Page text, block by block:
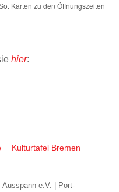
Karten zu den Öffnungszeiten
hier:
Kulturtafel Bremen
Ausspann e.V. | Port-